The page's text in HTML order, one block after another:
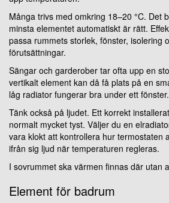
Många trivs med omkring 18–20 °C. Det
minsta elementet automatiskt är rätt.
passa rummets storlek, fönster, isolering
förutsättningar.
Sängar och garderober tar ofta upp en
vertikalt element kan då få plats på en
låg radiator fungerar bra under ett fönster.
Tänk också på ljudet. Ett korrekt
normalt mycket tyst. Väljer du en
vara klokt att kontrollera hur termostaten
ifrån sig ljud när temperaturen regleras.
I sovrummet ska värmen finnas där utan
Element för badrum